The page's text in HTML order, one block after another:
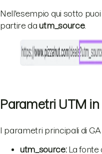
Nell'esempio qui sotto
partire dautm_source.
Parametri UTM in
I parametri principali di
utm_source:La fonte